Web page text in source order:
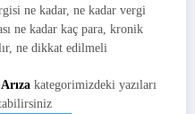
ne kadar, ne kadar vergi
ne kadar kaç para, kronik
ne dikkat edilmeli
kategorimizdeki yazıları